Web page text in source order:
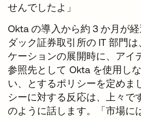
せんでしたよ」
Okta の導入から約 3 か月が
ダック証券取引所の IT 部門は
ケーションの展開時に、アイ
参照先として Okta を使用し
い、とするポリシーを定めま
シーに対する反応は、上々で
のように話します。「市場に